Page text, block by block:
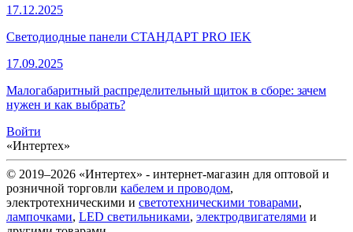
17.12.2025
Светодиодные панели СТАНДАРТ PRO IEK
17.09.2025
Малогабаритный распределительный щиток в сборе: зачем
нужен и как выбрать?
Войти
«Интертех»
© 2019–2026 «Интертех» - интернет-магазин для оптовой и
розничной торговли кабелем и проводом,
электротехническими и светотехническими товарами,
лампочками, LED светильниками, электродвигателями и